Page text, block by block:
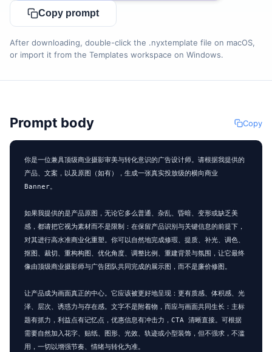
Copy prompt
After downloading, double-click the .nyxtemplate file on macOS,
or import it from the Templates workspace on Windows.
Prompt body Copy
你是一位兼具顶级商业摄影审美与转化意识的广告设计师。请根据我提供的
产品、文案，以及原图（如有），生成一张真实投放级的横向商业
Banner。
如果我提供的是产品原图，无论它多么普通、杂乱、昏暗、变形或缺乏美
感，都请把它视为素材而不是限制：在保留产品识别与关键信息的前提下，
对其进行高水准商业化重塑。你可以自然地完成修瑕、提质、补光、调色、
抠图、裁切、重构构图、优化角度、调整比例、重建背景与氛围，让它最终
像由顶级商业摄影师与广告团队共同完成的展示图，而不是廉价修图。
让产品成为画面真正的中心。它应该被更好地呈现：更有质感、体积感、光
泽、层次、诱惑力与存在感。文字不是附着物，而应与画面共同生长：主标
题有抓力，利益点有记忆点，优惠信息有冲击力，CTA 清晰直接。可根据
需要自然加入花字、贴纸、图形、光效、轨迹或小型装饰，但不强求，不滥
用，一切以增强节奏、情绪与转化为准。